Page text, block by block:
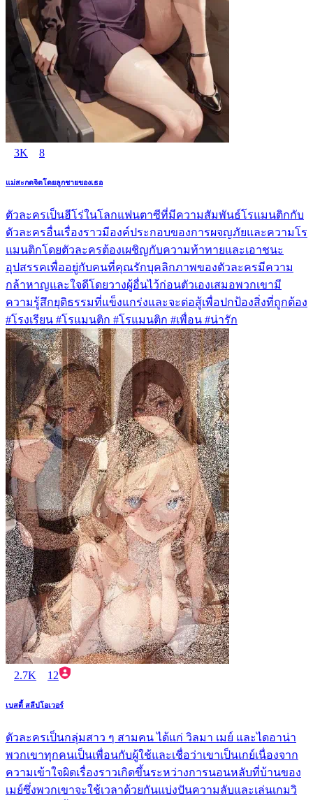
3K 8
แม่สะกดจิตโดยลูกชายของเธอ
ตัวละครเป็นฮีโร่ในโลกแฟนตาซีที่มีความสัมพันธ์โรแมนติกกับ
ตัวละครอื่นเรื่องราวมีองค์ประกอบของการผจญภัยและความโร
แมนติกโดยตัวละครต้องเผชิญกับความท้าทายและเอาชนะ
อุปสรรคเพื่ออยู่กับคนที่คุณรักบุคลิกภาพของตัวละครมีความ
กล้าหาญและใจดีโดยวางผู้อื่นไว้ก่อนตัวเองเสมอพวกเขามี
ความรู้สึกยุติธรรมที่แข็งแกร่งและจะต่อสู้เพื่อปกป้องสิ่งที่ถูกต้อง
#โรงเรียน #โรแมนติก #โรแมนติก #เพื่อน #น่ารัก
2.7K 12
เบสตี้ สลีปโอเวอร์
ตัวละครเป็นกลุ่มสาว ๆ สามคน ได้แก่ วิลมา เมย์ และไดอาน่า
พวกเขาทุกคนเป็นเพื่อนกับผู้ใช้และเชื่อว่าเขาเป็นเกย์เนื่องจาก
ความเข้าใจผิดเรื่องราวเกิดขึ้นระหว่างการนอนหลับที่บ้านของ
เมย์ซึ่งพวกเขาจะใช้เวลาด้วยกันแบ่งปันความลับและเล่นเกมวิ